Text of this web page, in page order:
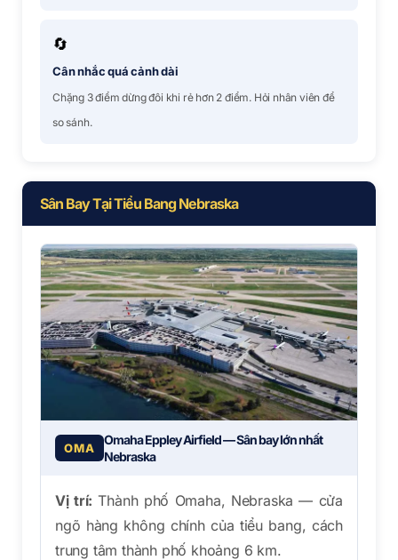
🔄
Cân nhắc quá cảnh dài
Chặng 3 điểm dừng đôi khi rẻ hơn 2 điểm. Hỏi nhân viên để
so sánh.
Sân Bay Tại Tiểu Bang Nebraska
OMA
Omaha Eppley Airfield — Sân bay lớn nhất
Nebraska
Vị trí: Thành phố Omaha, Nebraska — cửa
ngõ hàng không chính của tiểu bang, cách
trung tâm thành phố khoảng 6 km.